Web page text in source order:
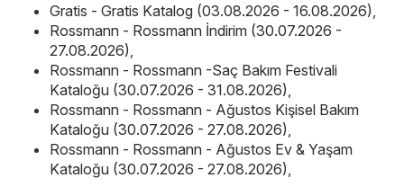
Gratis - Gratis Katalog (03.08.2026 - 16.08.2026)
Rossmann - Rossmann İndirim (30.07.2026 -
27.08.2026)
Rossmann - Rossmann -Saç Bakım Festivali
Kataloğu (30.07.2026 - 31.08.2026)
Rossmann - Rossmann - Ağustos Kişisel Bakım
Kataloğu (30.07.2026 - 27.08.2026)
Rossmann - Rossmann - Ağustos Ev & Yaşam
Kataloğu (30.07.2026 - 27.08.2026)